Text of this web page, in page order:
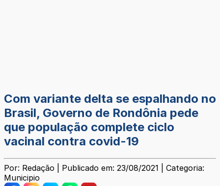
Com variante delta se espalhando no
Brasil, Governo de Rondônia pede
que população complete ciclo
vacinal contra covid-19
Por: Redação | Publicado em: 23/08/2021 | Categoria:
Municipio